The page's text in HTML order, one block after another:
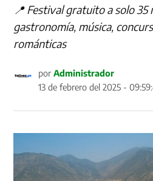
📍 Festival gratuito a solo
gastronomía, música,
románticas
por Administrador
13 de febrero del 2025 -